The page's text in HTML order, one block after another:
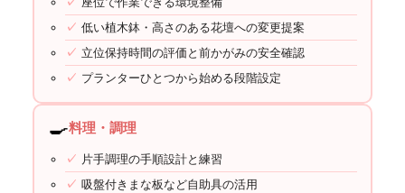
低い植木鉢・高さのある花壇への変更提案
立位保持時間の評価と前かがみの安全確認
プランターひとつから始める段階設定
🍳料理・調理
片手調理の手順設計と練習
吸盤付きまな板など自助具の活用